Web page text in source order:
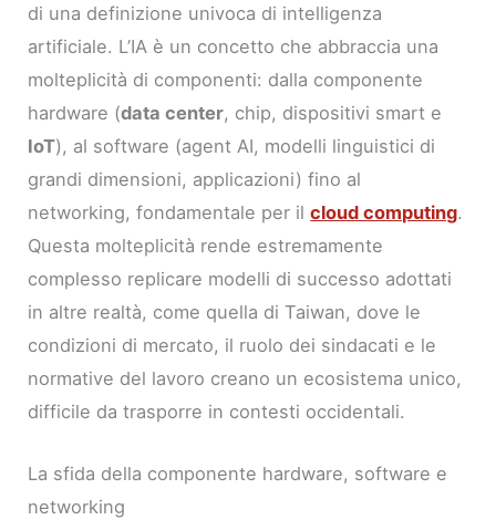
di una definizione univoca di intelligenza
artificiale. L’IA è un concetto che abbraccia una
molteplicità di componenti: dalla componente
hardware (data center, chip, dispositivi smart e
IoT), al software (agent AI, modelli linguistici di
grandi dimensioni, applicazioni) fino al
networking, fondamentale per ilcloud computing.
Questa molteplicità rende estremamente
complesso replicare modelli di successo adottati
in altre realtà, come quella di Taiwan, dove le
condizioni di mercato, il ruolo dei sindacati e le
normative del lavoro creano un ecosistema unico,
difficile da trasporre in contesti occidentali.
La sfida della componente hardware, software e
networking